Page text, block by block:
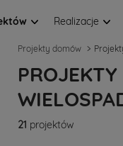
Realizacje
Projekty domów
21 projektów